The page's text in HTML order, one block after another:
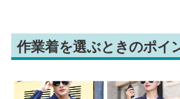
作業着を選ぶときのポイ